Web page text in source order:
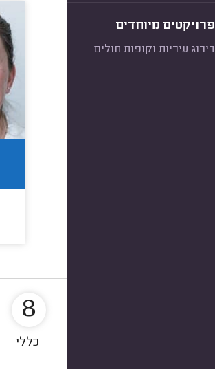
פרויקטים מיוחדים
דירוג עיריות וקופות חולים
8
כללי